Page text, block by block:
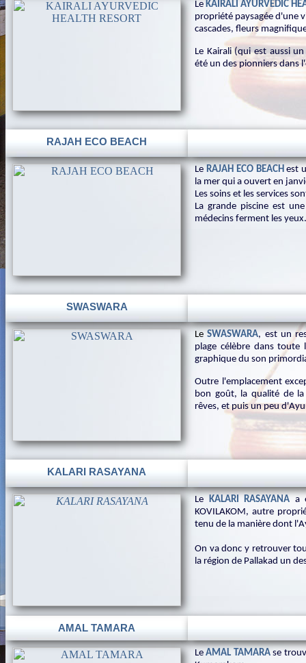
Le KAIRALI AYURVEDIC
propriété paysagée d'une
cascades, fleurs
Le Kairali (qui est aussi
été un des pionniers dans
RAJAH ECO BEACH
Le RAJAH ECO BEACHest
la mer qui a ouvert en
Les soins et les services
La grande piscine est
médecins ferment les yeux.
SWASWARA
Le SWASWARA, est un
plage célèbre dans
graphique du son
Outre l'emplacement
bon goût, la qualité de la
rêves, et puis un peu
KALARI RASAYANA
Le KALARI RASAYANA a
KOVILAKOM, autre
tenu de la manière dont
On va donc y retrouver
la région de Pallakad un
AMAL TAMARA
LeAMAL TAMARA se